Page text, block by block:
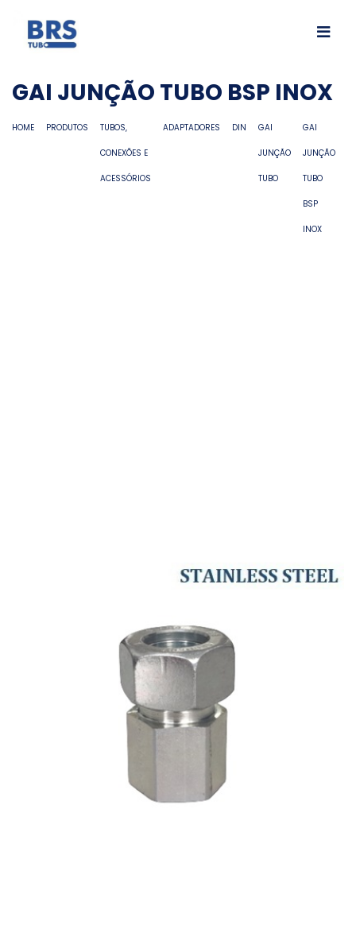
GAI JUNÇÃO TUBO BSP INOX
HOME PRODUTOS TUBOS,
CONEXÕES E
ACESSÓRIOS
ADAPTADORES DIN GAI
JUNÇÃO
TUBO
GAI
JUNÇÃO
TUBO
BSP
INOX